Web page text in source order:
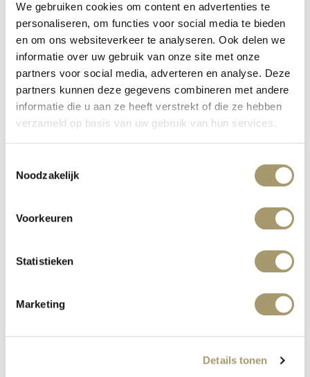
We gebruiken cookies om content en advertenties te
personaliseren, om functies voor social media te bieden
en om ons websiteverkeer te analyseren. Ook delen we
informatie over uw gebruik van onze site met onze
partners voor social media, adverteren en analyse. Deze
partners kunnen deze gegevens combineren met andere
informatie die u aan ze heeft verstrekt of die ze hebben
verzameld op basis van uw gebruik van hun services.
Noodzakelijk
Voorkeuren
Statistieken
Marketing
Details tonen
MC WELLNESS INVESTS IN QUALITY
published on: 16 January 2020
read more
2787 ALSO AT OUR PERFUME BAR